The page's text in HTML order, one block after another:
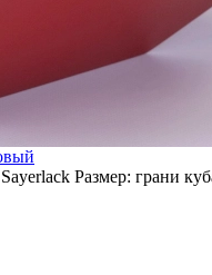
Размер: грани